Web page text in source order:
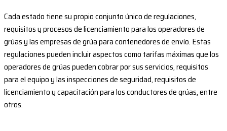
Cada estado tiene su propio conjunto único de regulaciones,
requisitos y procesos de licenciamiento para los operadores de
grúas y las empresas de grúa para contenedores de envío. Estas
regulaciones pueden incluir aspectos como tarifas máximas que los
operadores de grúas pueden cobrar por sus servicios, requisitos
para el equipo y las inspecciones de seguridad, requisitos de
licenciamiento y capacitación para los conductores de grúas, entre
otros.